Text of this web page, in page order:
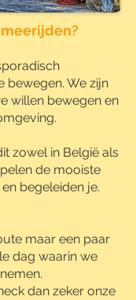
bewegen. We zijn
willen bewegen en
zowel in België als
de mooiste
begeleiden je.
maar een paar
dag waarin we
dan zeker onze